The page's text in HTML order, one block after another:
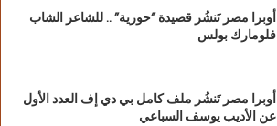
أوبرا مصر تَنشُر قصيدة “حورية” .. للشاعر الشاب
فلومارك بولس
أوبرا مصر تَنشُر ملف كامل بي دي إف العدد الأول
عن الأديب يوسف السباعي